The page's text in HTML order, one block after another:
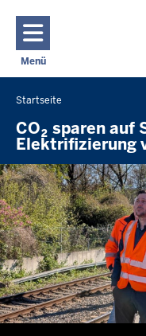
Menü
Navigation aktivieren/
Sie
befinden
sich
hier
Startseite
CO₂ sparen auf
Elektrifizierung